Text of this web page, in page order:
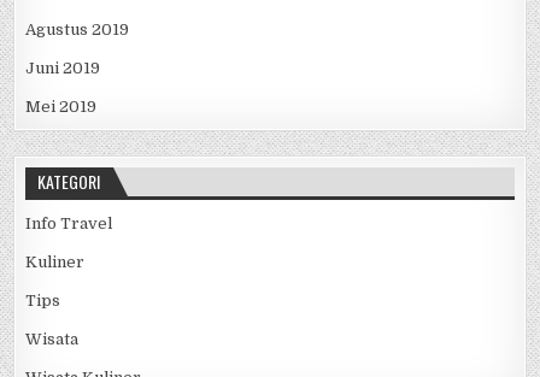
Agustus 2019
Juni 2019
Mei 2019
KATEGORI
Info Travel
Kuliner
Tips
Wisata